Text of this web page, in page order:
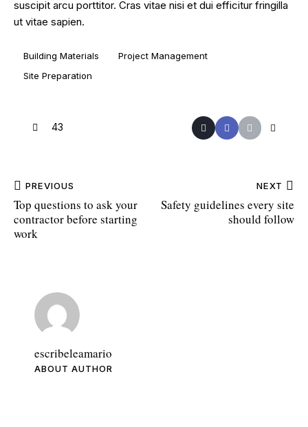
suscipit arcu porttitor. Cras vitae nisi et dui efficitur fringilla
ut vitae sapien.
Building Materials
Project Management
Site Preparation
43
PREVIOUS
Top questions to ask your
contractor before starting
work
NEXT
Safety guidelines every site
should follow
escribeleamario
ABOUT AUTHOR